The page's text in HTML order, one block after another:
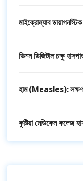
মাইক্রোল্যাব
ভিশন ডিজিটাল চক্ষু
হাম (Measles): লক্ষণ,
কুষ্টিয়া মেডিকেল কলেজ